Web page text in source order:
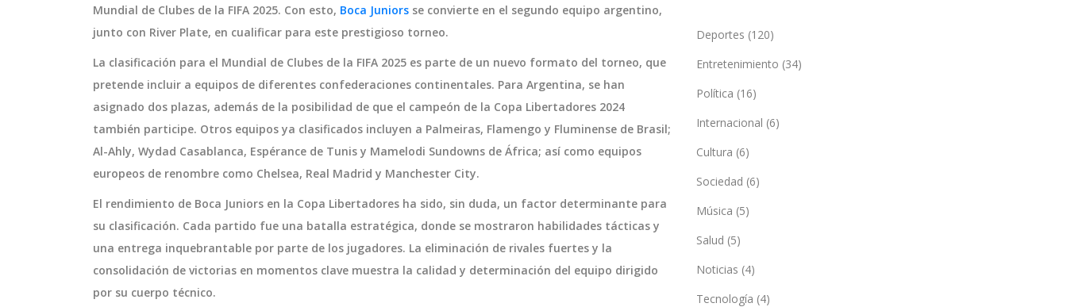
Mundial de Clubes de la FIFA 2025. Con esto, Boca Juniors se convierte en el segundo equipo argentino,
junto con River Plate, en cualificar para este prestigioso torneo.
La clasificación para el Mundial de Clubes de la FIFA 2025 es parte de un nuevo formato del torneo, que
pretende incluir a equipos de diferentes confederaciones continentales. Para Argentina, se han
asignado dos plazas, además de la posibilidad de que el campeón de la Copa Libertadores 2024
también participe. Otros equipos ya clasificados incluyen a Palmeiras, Flamengo y Fluminense de Brasil;
Al-Ahly, Wydad Casablanca, Espérance de Tunis y Mamelodi Sundowns de África; así como equipos
europeos de renombre como Chelsea, Real Madrid y Manchester City.
El rendimiento de Boca Juniors en la Copa Libertadores ha sido, sin duda, un factor determinante para
su clasificación. Cada partido fue una batalla estratégica, donde se mostraron habilidades tácticas y
una entrega inquebrantable por parte de los jugadores. La eliminación de rivales fuertes y la
consolidación de victorias en momentos clave muestra la calidad y determinación del equipo dirigido
por su cuerpo técnico.
Deportes (120)
Entretenimiento (34)
Política (16)
Internacional (6)
Cultura (6)
Sociedad (6)
Música (5)
Salud (5)
Noticias (4)
Tecnología (4)